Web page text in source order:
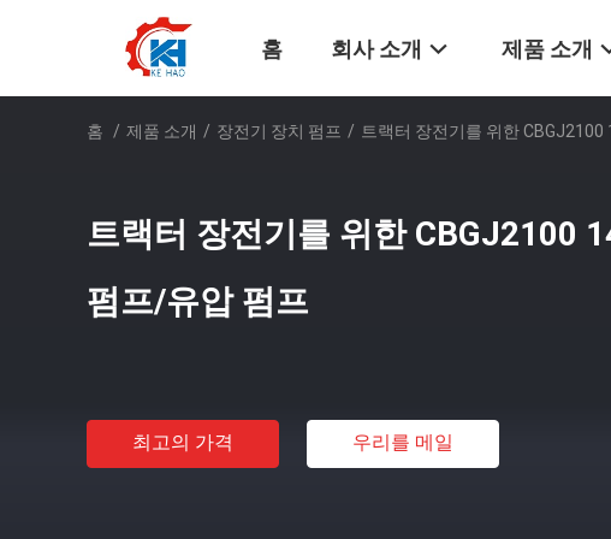
홈 회사 소개 제품 소개
홈 / 제품 소개 / 장전기 장치 펌프 / 트랙터 장전기를 위한
트랙터 장전기를 위한 CBGJ2100
펌프/유압 펌프
최고의 가격 우리를 메일